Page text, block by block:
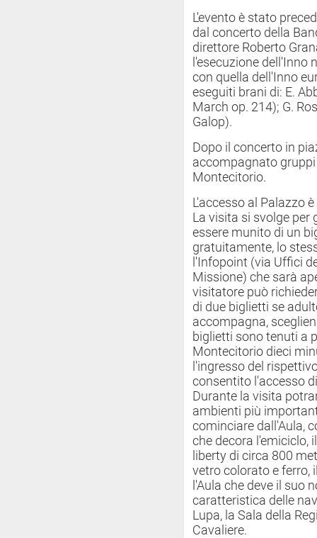
L'evento è stato
dal concerto della
direttore Roberto
l'esecuzione dell'Inno
con quella dell'Inno
eseguiti brani di: E.
March op. 214); G.
Galop).
Dopo il concerto in
accompagnato
Montecitorio.
L'accesso al Palazzo
La visita si svolge per
essere munito di un
gratuitamente, lo
l'Infopoint (via Uffici
Missione) che sarà
visitatore può
di due biglietti se
accompagna,
biglietti sono tenuti a
Montecitorio dieci
l'ingresso del
consentito l'accesso
Durante la visita
ambienti più
cominciare dall'Aula,
che decora l'emiciclo,
liberty di circa 800
vetro colorato e ferro,
l'Aula che deve il suo
caratteristica delle
Lupa, la Sala della
Cavaliere.